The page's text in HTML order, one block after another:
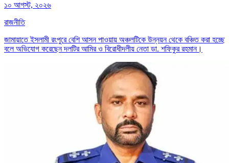
১০ আগস্ট, ২০২৬
রাজনীতি
জামায়াতে ইসলামী রংপুরে বেশি আসন পাওয়ায় অঞ্চলটিকে উন্নয়ন থেকে বঞ্চিত করা হচ্ছে
বলে অভিযোগ করেছেন দলটির আমির ও বিরোধীদলীয় নেতা ডা. শফিকুর রহমান।